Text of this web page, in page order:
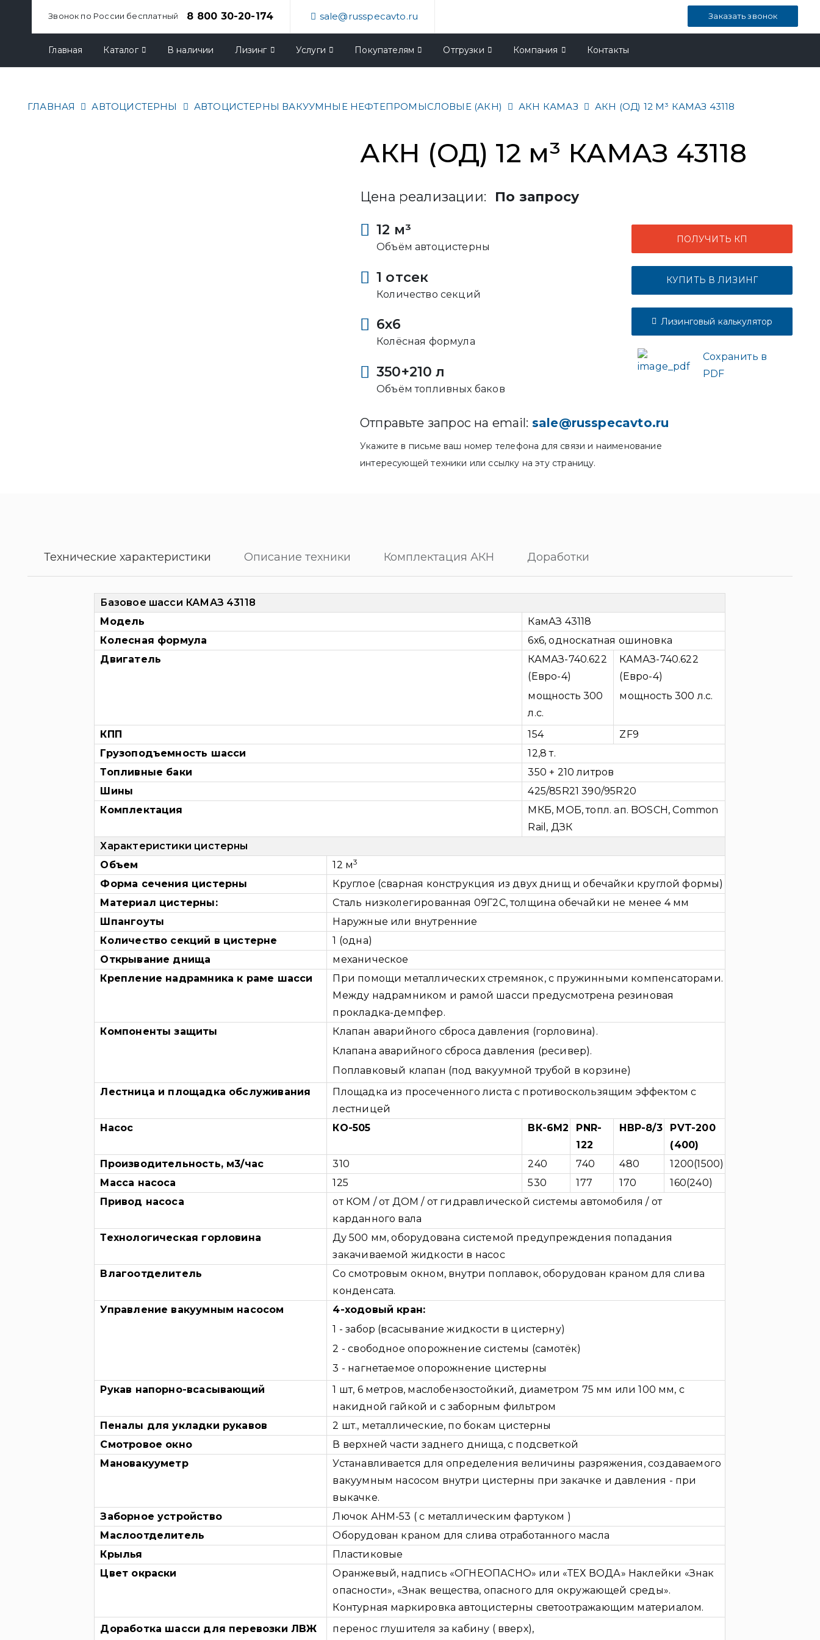
Звонок по России бесплатный 8 800 30-20-174 sale@russpecavto.ru Заказать звонок
Главная Каталог В наличии Лизинг Услуги Покупателям Отгрузки Компания Контакты
ГЛАВНАЯ АВТОЦИСТЕРНЫ АВТОЦИСТЕРНЫ ВАКУУМНЫЕ НЕФТЕПРОМЫСЛОВЫЕ (АКН) АКН КАМАЗ АКН (ОД) 12 М³ КАМАЗ 43118
АКН (ОД) 12 м³ КАМАЗ 43118
Цена реализации: По запросу
Объём автоцистерны
12 м³
Количество секций
1 отсек
Колёсная формула
6x6
Объём топливных баков
350+210 л
ПОЛУЧИТЬ КП
КУПИТЬ В ЛИЗИНГ
Лизинговый калькулятор
Сохранить в
PDF
Отправьте запрос на email: sale@russpecavto.ru
Укажите в письме ваш номер телефона для связи и наименование
интересующей техники или ссылку на эту страницу.
Технические характеристики Описание техники Комплектация АКН Доработки
Базовое шасси КАМАЗ 43118
Модель
КамАЗ 43118
Колесная формула
6х6, односкатная ошиновка
Двигатель
КАМАЗ-740.622
(Евро-4)
мощность 300
л.с.
КАМАЗ-740.622
(Евро-4)
мощность 300 л.с.
КПП 154
ZF9
Грузоподъемность шасси
12,8 т.
Топливные баки
350 + 210 литров
Шины
425/85R21 390/95R20
Комплектация
МКБ, МОБ, топл. ап. BOSCH, Common
Rail, ДЗК
Характеристики цистерны
Объем
12 м3
Форма сечения цистерны
Круглое (сварная конструкция из двух днищ и обечайки круглой формы)
Материал цистерны:
Сталь низколегированная 09Г2С, толщина обечайки не менее 4 мм
Шпангоуты
Наружные или внутренние
Количество секций в цистерне
1 (одна)
Открывание днища
механическое
Крепление надрамника к раме шасси
При помощи металлических стремянок, с пружинными компенсаторами.
Между надрамником и рамой шасси предусмотрена резиновая
прокладка-демпфер.
Компоненты защиты
Клапан аварийного сброса давления (горловина).
Клапана аварийного сброса давления (ресивер).
Поплавковый клапан (под вакуумной трубой в корзине)
Лестница и площадка обслуживания
Площадка из просеченного листа с противоскользящим эффектом с
лестницей
Насос
КО-505 ВК-6М2
PNR-
122
НВР-8/3
PVT-200
(400)
Производительность, м3/час
310 240 740 480
1200(1500)
Масса насоса
125 530 177 170
160(240)
Привод насоса
от КОМ / от ДОМ / от гидравлической системы автомобиля / от
карданного вала
Технологическая горловина
Ду 500 мм, оборудована системой предупреждения попадания
закачиваемой жидкости в насос
Влагоотделитель
Со смотровым окном, внутри поплавок, оборудован краном для слива
конденсата.
Управление вакуумным насосом
4-ходовый кран:
1 - забор (всасывание жидкости в цистерну)
2 - свободное опорожнение системы (самотёк)
3 - нагнетаемое опорожнение цистерны
Рукав напорно-всасывающий
1 шт, 6 метров, маслобензостойкий, диаметром 75 мм или 100 мм, с
накидной гайкой и с заборным фильтром
Пеналы для укладки рукавов
2 шт., металлические, по бокам цистерны
Смотровое окно
В верхней части заднего днища, с подсветкой
Мановакууметр
Устанавливается для определения величины разряжения, создаваемого
вакуумным насосом внутри цистерны при закачке и давления - при
выкачке.
Заборное устройство
Лючок АНМ-53 ( с металлическим фартуком )
Маслоотделитель
Оборудован краном для слива отработанного масла
Крылья
Пластиковые
Цвет окраски
Оранжевый, надпись «ОГНЕОПАСНО» или «ТЕХ ВОДА» Наклейки «Знак
опасности», «Знак вещества, опасного для окружающей среды».
Контурная маркировка автоцистерны светоотражающим материалом.
Доработка шасси для перевозки ЛВЖ
перенос глушителя за кабину ( вверх),